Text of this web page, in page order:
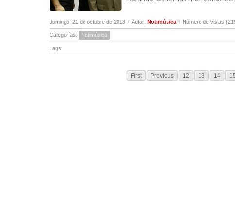
domingo, 21 de octubre de 2018 / Autor: Notimúsica / Número de vistas
Categorías: Notimúsica
Tags:
First Previous 12 13 14 15